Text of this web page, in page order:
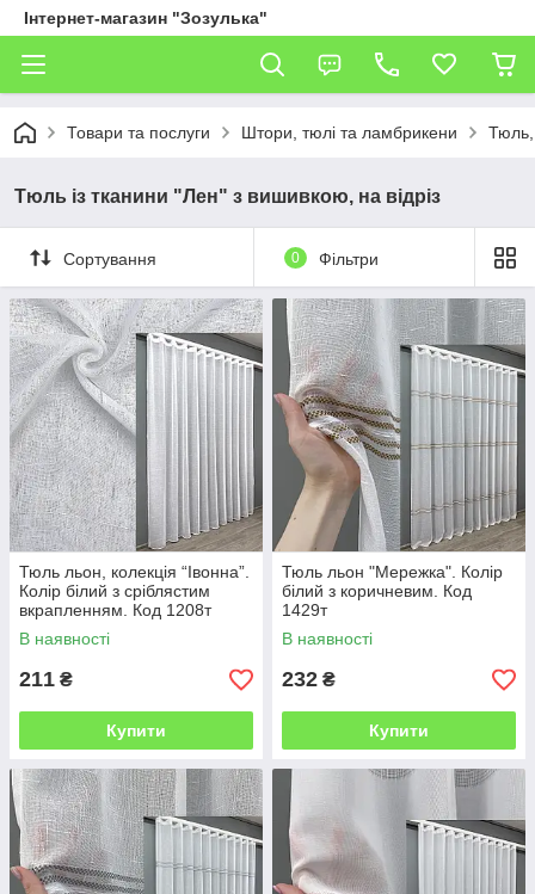
Інтернет-магазин "Зозулька"
Товари та послуги Штори, тюлі та ламбрикени Тюль,
Тюль із тканини "Лен" з вишивкою, на відріз
Сортування 0 Фільтри
Тюль льон, колекція “Івонна”.
Колір білий з сріблястим
вкрапленням. Код 1208т
В наявності
211 ₴
Купити
Тюль льон "Мережка". Колір
білий з коричневим. Код
1429т
В наявності
232 ₴
Купити